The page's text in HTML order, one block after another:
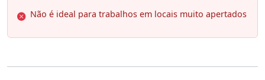
Não é ideal para trabalhos em locais muito apertados